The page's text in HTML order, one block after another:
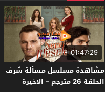
01:47:29
مشاهدة مسلسل مسألة شرف
الحلقة 26 مترجم – الاخيرة